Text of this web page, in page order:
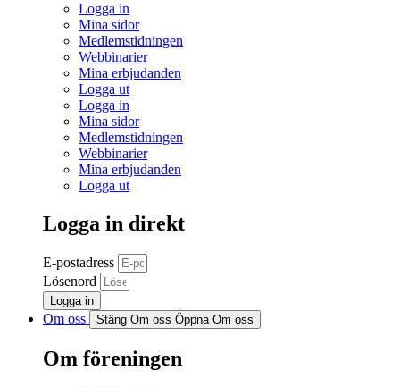
Logga in
Mina sidor
Medlemstidningen
Webbinarier
Mina erbjudanden
Logga ut
Logga in
Mina sidor
Medlemstidningen
Webbinarier
Mina erbjudanden
Logga ut
Logga in direkt
E-postadress
Lösenord
Logga in
Om oss Stäng Om oss Öppna Om oss
Om föreningen